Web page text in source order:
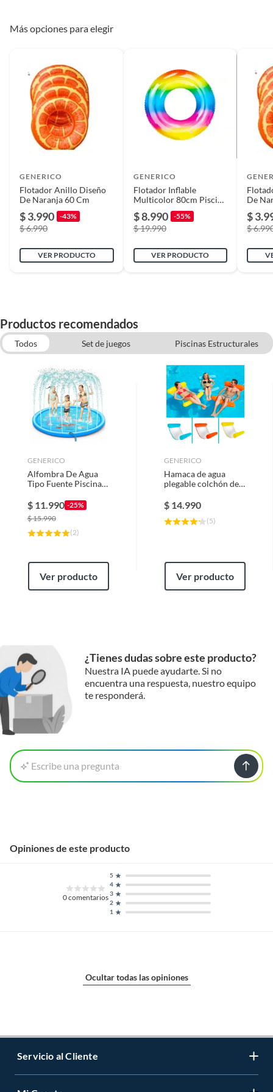
De uso personal.
transporte y almacenamiento, convirtiéndolo en el
Condicion del
Modelo varios
Material Plástico
Más opciones para elegir
GENERICO
Flotador Anillo Diseño
De Naranja 60 Cm
$ 3.990 -43%
$ 6.990
VER PRODUCTO
GENERICO
Flotador Inflable
Multicolor 80cm Piscina
$ 8.990 -55%
$ 19.990
VER PRODUCTO
De
$
$
Productos recomendados
Todos Set de juegos
Piscinas Estructurales
Inflables y juegos para piscina
GENERICO
Alfombra De Agua
Tipo Fuente Piscina
Niños
$ 11.990 -25%
$15.990
(2)
Ver producto
GENERICO
Hamaca de agua
plegable colchón de
piscina
$ 14.990
(5)
Ver producto
¿Tienes dudas sobre este producto?
Nuestra IA puede ayudarte. Si no
encuentra una respuesta, nuestro equipo
te responderá.
Escribe una pregunta
Opiniones de este producto
0comentarios
1
2
3
4
5
Ocultar todas las opiniones
Servicio al Cliente